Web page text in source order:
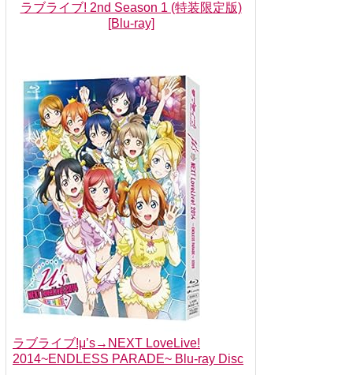
ラブライブ! 2nd Season 1 (特装限定版)
[Blu-ray]
ラブライブ!μ’s→NEXT LoveLive!
2014~ENDLESS PARADE~ Blu-ray Disc